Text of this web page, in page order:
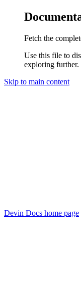
Fetch the
Use this file to
exploring further.
Skip to main content
Devin Docs home page